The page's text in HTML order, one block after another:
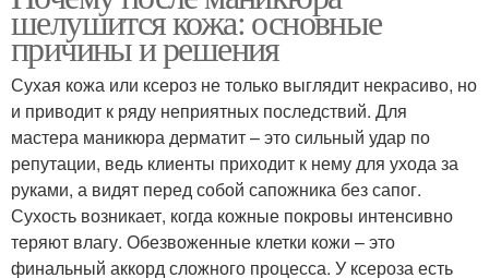
шелушится кожа: основные
причины и решения
Сухая кожа или ксероз не только выглядит некрасиво, но
и приводит к ряду неприятных последствий. Для
мастера маникюра дерматит – это сильный удар по
репутации, ведь клиенты приходит к нему для ухода за
руками, а видят перед собой сапожника без сапог.
Сухость возникает, когда кожные покровы интенсивно
теряют влагу. Обезвоженные клетки кожи – это
финальный аккорд сложного процесса. У ксероза есть